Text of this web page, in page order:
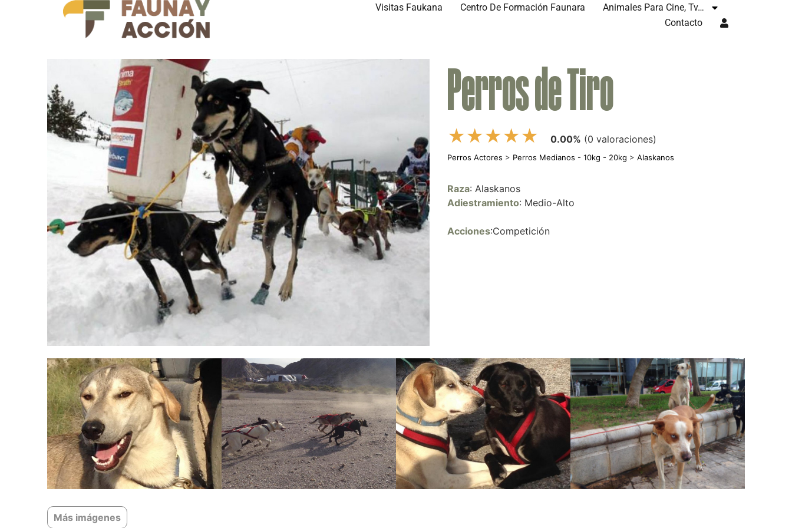
Visitas Faukana Centro De Formación Faunara
Animales Para Cine, Tv…
Contacto
Perros de Tiro
★★★★★ 0.00% (0 valoraciones)
Perros Actores > Perros Medianos - 10kg - 20kg >Alaskanos
Raza: Alaskanos
Adiestramiento: Medio-Alto
Acciones:Competición
Más imágenes